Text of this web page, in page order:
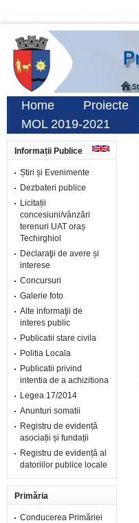
Home Proiecte
MOL 2019-2021
Informații Publice
Știri și Evenimente
Dezbateri publice
Licitații
concesiuni/vânzări
terenuri UAT oraș
Techirghiol
Declaraţii de avere și
interese
Concursuri
Galerie foto
Alte informaţii de
interes public
Publicatii stare civila
Politia Locala
Publicatii privind
intentia de a achizitiona
Legea 17/2014
Anunturi somatii
Registru de evidență
asociații și fundații
Registru de evidență al
datoriilor publice locale
Primăria
Conducerea Primăriei